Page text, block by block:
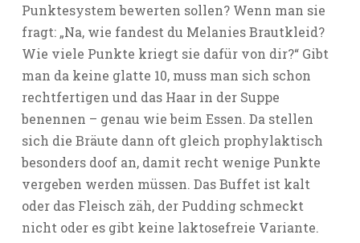
Punktesystem bewerten sollen? Wenn man sie
fragt: „Na, wie fandest du Melanies Brautkleid?
Wie viele Punkte kriegt sie dafür von dir?“ Gibt
man da keine glatte 10, muss man sich schon
rechtfertigen und das Haar in der Suppe
benennen – genau wie beim Essen. Da stellen
sich die Bräute dann oft gleich prophylaktisch
besonders doof an, damit recht wenige Punkte
vergeben werden müssen. Das Buffet ist kalt
oder das Fleisch zäh, der Pudding schmeckt
nicht oder es gibt keine laktosefreie Variante.